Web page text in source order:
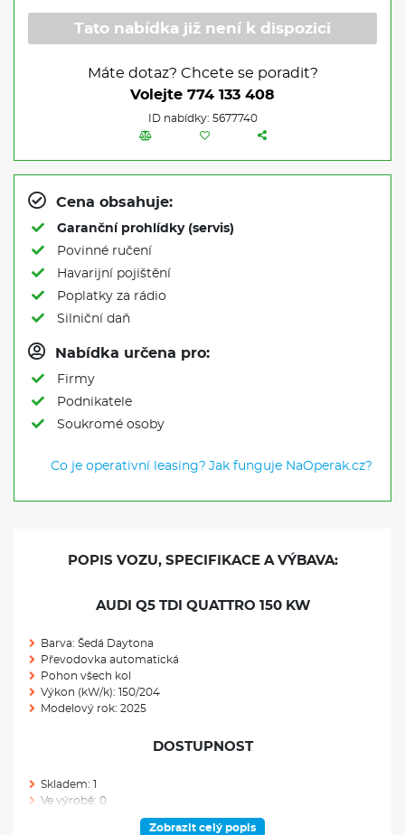
Tato nabídka již není k dispozici
Máte dotaz? Chcete se poradit?
Volejte 774 133 408
ID nabídky: 5677740
Cena obsahuje:
Garanční prohlídky (servis)
Povinné ručení
Havarijní pojištění
Poplatky za rádio
Silniční daň
Nabídka určena pro:
Firmy
Podnikatele
Soukromé osoby
Co je operativní leasing? Jak funguje NaOperak.cz?
POPIS VOZU, SPECIFIKACE A VÝBAVA:
AUDI Q5 TDI QUATTRO 150 KW
Barva: Šedá Daytona
Převodovka automatická
Pohon všech kol
Výkon (kW/k): 150/204
Modelový rok: 2025
DOSTUPNOST
Skladem: 1
Ve výrobě: 0
Zobrazit celý popis